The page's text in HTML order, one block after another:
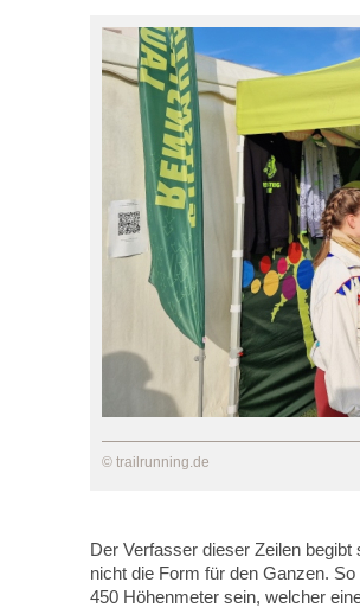
© trailrunning.de
Der Verfasser dieser Zeilen
nicht die Form für den Ganzen.
450 Höhenmeter sein, welcher